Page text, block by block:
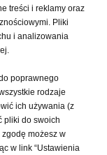
treści i reklamy oraz
Pliki
i analizowania
poprawnego
rodzaje
ich używania (z
pliki do swoich
zgodę możesz w
w link “Ustawienia